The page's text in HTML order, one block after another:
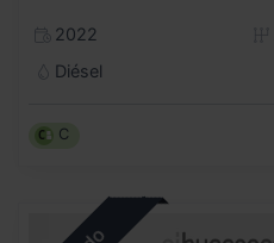
2022
Diésel
C